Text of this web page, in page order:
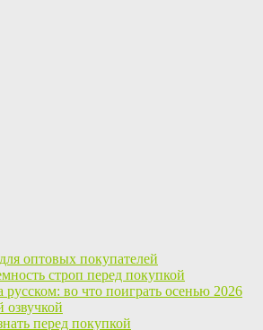
оптовых покупателей
строп перед покупкой
во что поиграть осенью 2026
озвучкой
перед покупкой